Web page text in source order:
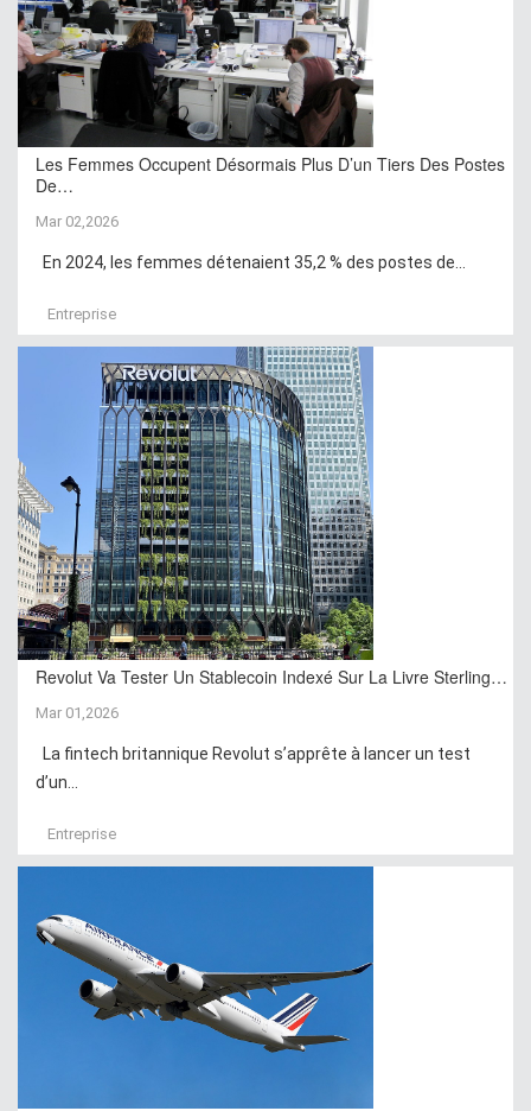
Les Femmes Occupent Désormais Plus D’un Tiers Des Postes
De…
Mar 02,2026
En 2024, les femmes détenaient 35,2 % des postes de...
Entreprise
Revolut Va Tester Un Stablecoin Indexé Sur La Livre Sterling…
Mar 01,2026
La fintech britannique Revolut s’apprête à lancer un test
d’un...
Entreprise